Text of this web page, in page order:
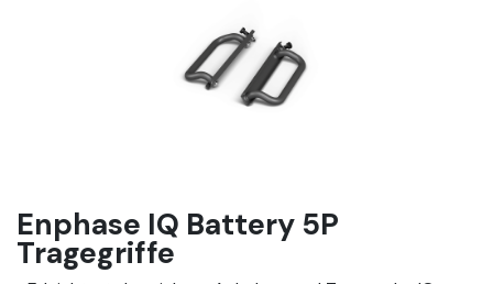
Enphase IQ Battery 5P
Tragegriffe